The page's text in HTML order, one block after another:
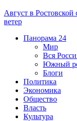
Август в
ветер
Панорама 24
Мир
Вся
Южный
Блоги
Политика
Экономика
Общество
Власть
Культура